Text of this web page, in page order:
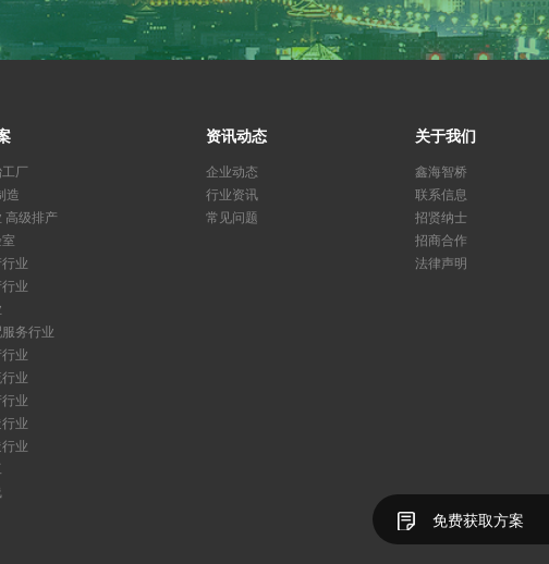
厂
造
高级排产
业
业
务行业
业
业
业
业
业
资讯动态
企业动态
行业资讯
常见问题
关于我们
鑫海智桥
联系信息
招贤纳士
招商合作
法律声明
免费获取方案